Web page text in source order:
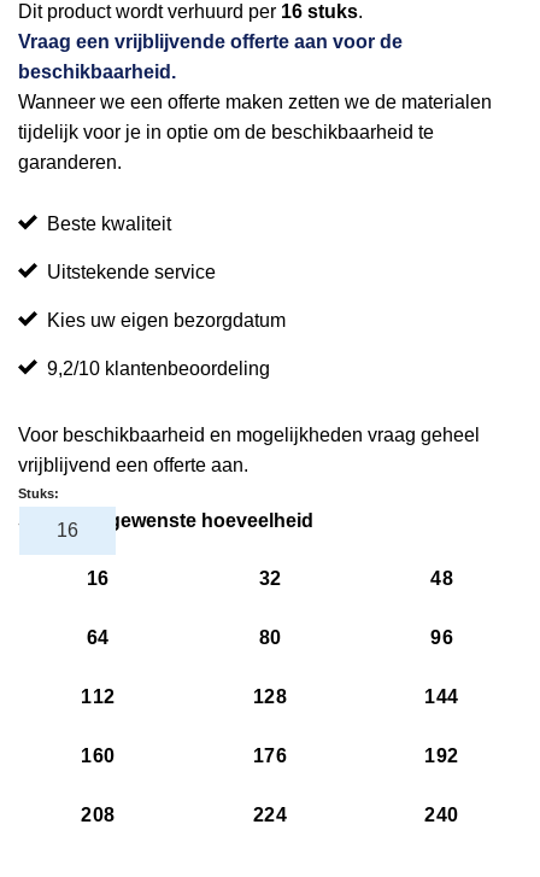
Dit product wordt verhuurd per 16 stuks.
Vraag een vrijblijvende offerte aan voor de
beschikbaarheid.
Wanneer we een offerte maken zetten we de materialen
tijdelijk voor je in optie om de beschikbaarheid te
garanderen.
Beste kwaliteit
Uitstekende service
Kies uw eigen bezorgdatum
9,2/10 klantenbeoordeling
Voor beschikbaarheid en mogelijkheden vraag geheel
vrijblijvend een offerte aan.
Selecteer gewenste hoeveelheid
16 32 48
64 80 96
112 128 144
160 176 192
208 224 240
Stuks: